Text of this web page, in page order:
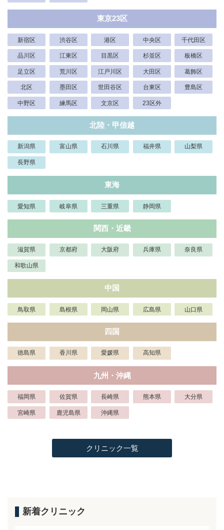
東京23区
新宿区 渋谷区 港区 中央区 千代田区
品川区 江東区 目黒区 杉並区 板橋区
足立区 荒川区 江戸川区 大田区 葛飾区
北区 墨田区 世田谷区 台東区 豊島区
中野区 練馬区 文京区 23区外
北陸・甲信越
新潟県 富山県 石川県 福井県 山梨県
長野県
東海
愛知県 岐阜県 三重県 静岡県
関西・近畿
滋賀県 京都府 大阪府 兵庫県 奈良県
和歌山県
中国
鳥取県 島根県 岡山県 広島県 山口県
四国
徳島県 香川県 愛媛県 高知県
九州・沖縄
福岡県 佐賀県 長崎県 熊本県 大分県
宮崎県 鹿児島県 沖縄県
クリニック一覧
新着クリニック